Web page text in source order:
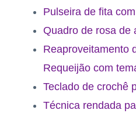
Pulseira de fita
Quadro de rosa de
Reaproveitamento
Requeijão com
Teclado de crochê
Técnica rendada